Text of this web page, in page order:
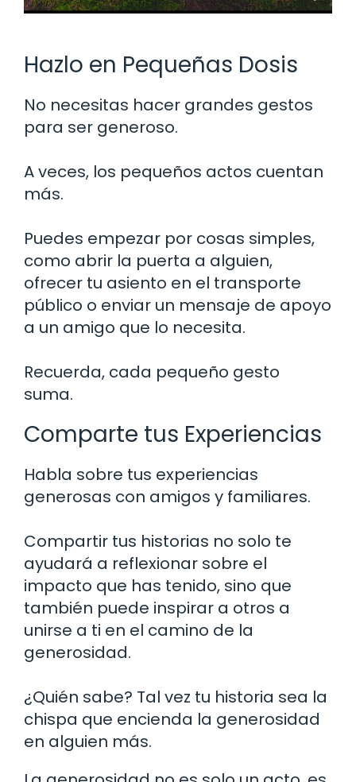
Hazlo en Pequeñas Dosis
No necesitas hacer grandes gestos
para ser generoso.
A veces, los pequeños actos cuentan
más.
Puedes empezar por cosas simples,
como abrir la puerta a alguien,
ofrecer tu asiento en el transporte
público o enviar un mensaje de apoyo
a un amigo que lo necesita.
Recuerda, cada pequeño gesto
suma.
Comparte tus Experiencias
Habla sobre tus experiencias
generosas con amigos y familiares.
Compartir tus historias no solo te
ayudará a reflexionar sobre el
impacto que has tenido, sino que
también puede inspirar a otros a
unirse a ti en el camino de la
generosidad.
¿Quién sabe? Tal vez tu historia sea la
chispa que encienda la generosidad
en alguien más.